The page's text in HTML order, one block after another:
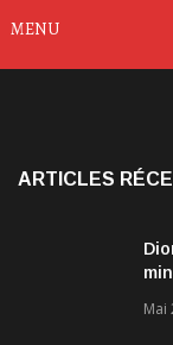
ARTICLES
Mai
MENU